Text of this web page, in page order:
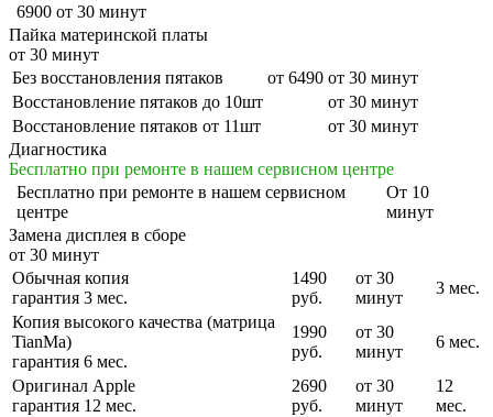
6900 от 30 минут
Пайка материнской платы
от 30 минут
Без восстановления пятаков
от 6490 от 30 минут
Восстановление пятаков до 10шт
от 30 минут
Восстановление пятаков от 11шт
от 30 минут
Диагностика
Бесплатно при ремонте в нашем сервисном центре
Бесплатно при ремонте в нашем сервисном
центре
От 10
минут
Замена дисплея в сборе
от 30 минут
Обычная копия
гарантия 3 мес.
1490
руб.
от 30
минут
3 мес.
Копия высокого качества (матрица
TianMa)
гарантия 6 мес.
1990
руб.
от 30
минут
6 мес.
Оригинал Apple
гарантия 12 мес.
2690
руб.
от 30
минут
12
мес.